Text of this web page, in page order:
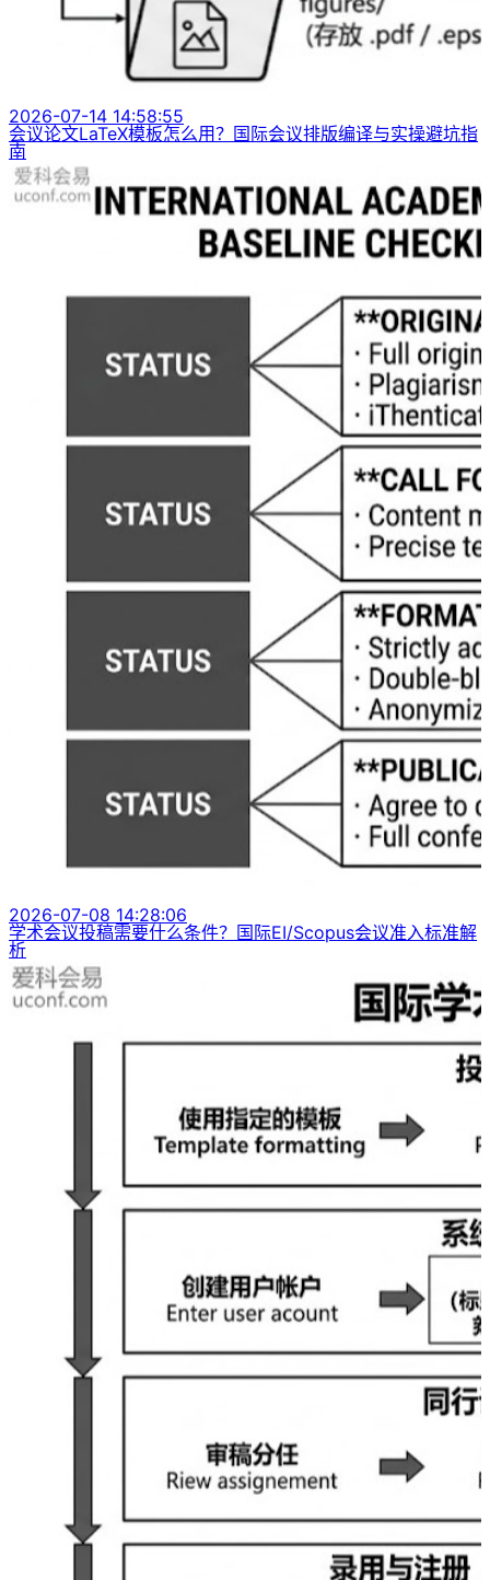
2026-07-14 14:58:55
会议论文LaTeX模板怎么用？国际会议排版编译与实操避坑指
南
2026-07-08 14:28:06
学术会议投稿需要什么条件？国际EI/Scopus会议准入标准解
析